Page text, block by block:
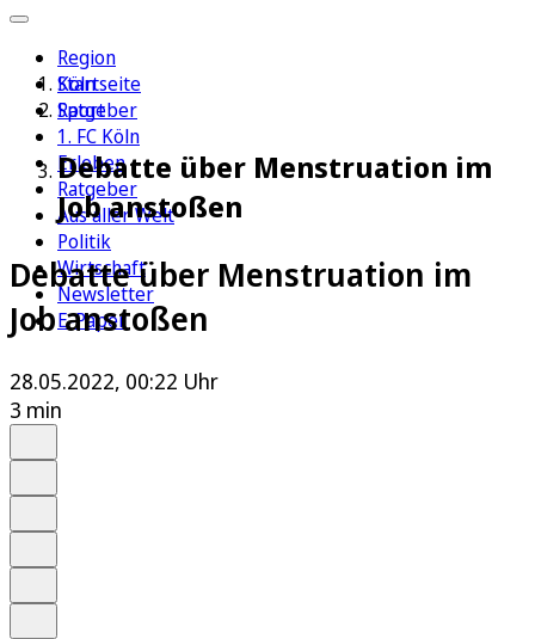
Region
Köln
Sport
1. FC Köln
Erleben
Ratgeber
Aus aller Welt
Politik
Wirtschaft
Newsletter
E-Paper
Startseite
Ratgeber
Debatte über Menstruation im
Job anstoßen
Debatte über Menstruation im
Job anstoßen
28.05.2022, 00:22 Uhr
3 min